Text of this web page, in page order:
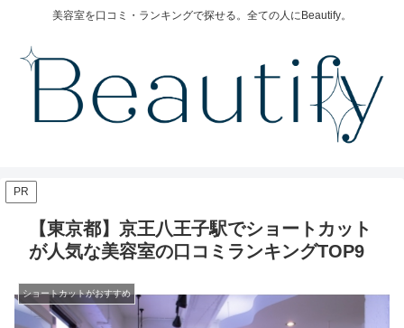
美容室を口コミ・ランキングで探せる。全ての人にBeautify。
PR
【東京都】京王八王子駅でショートカット
が人気な美容室の口コミランキングTOP9
ショートカットがおすすめ